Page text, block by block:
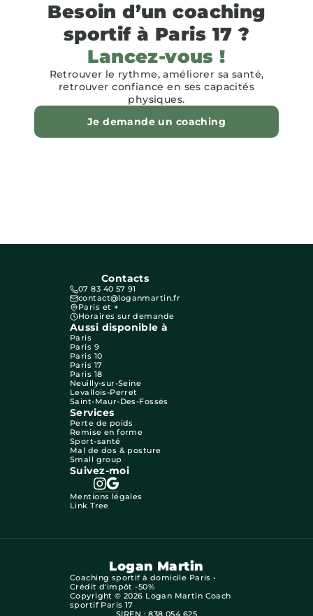
Besoin d’un coaching
sportif à Paris 17 ?
Lancez-vous !
Retrouver le rythme, améliorer sa santé,
retrouver confiance en ses capacités
physiques.
Je demande un coaching
Contacts
07 83 40 57 91
contact@loganmartin.fr
Paris et +
Horaires sur demande
Aussi disponible à
Paris
Paris 9
Paris 10
Paris 17
Paris 18
Neuilly-sur-Seine
Levallois-Perret
Saint-Maur-Des-Fossés
Services
Perte de poids
Remise en forme
Sport-santé
Mal de dos & posture
Small group
Suivez-moi
Mentions légales
Link Tree
Logan Martin
Coaching sportif à domicile Paris •
Crédit d'impôt -50%
Copyright © 2026 Logan Martin Coach
sportif Paris 17